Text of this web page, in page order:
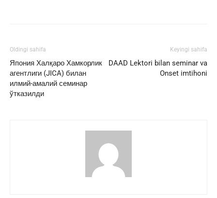
Oldingi sahifa
Япония Халқаро Хамкорлик
агентлиги (JICA) билан
илмий-амалий семинар
ўтказилди
Keyingi sahifa
DAAD Lektori bilan seminar va
Onset imtihoni